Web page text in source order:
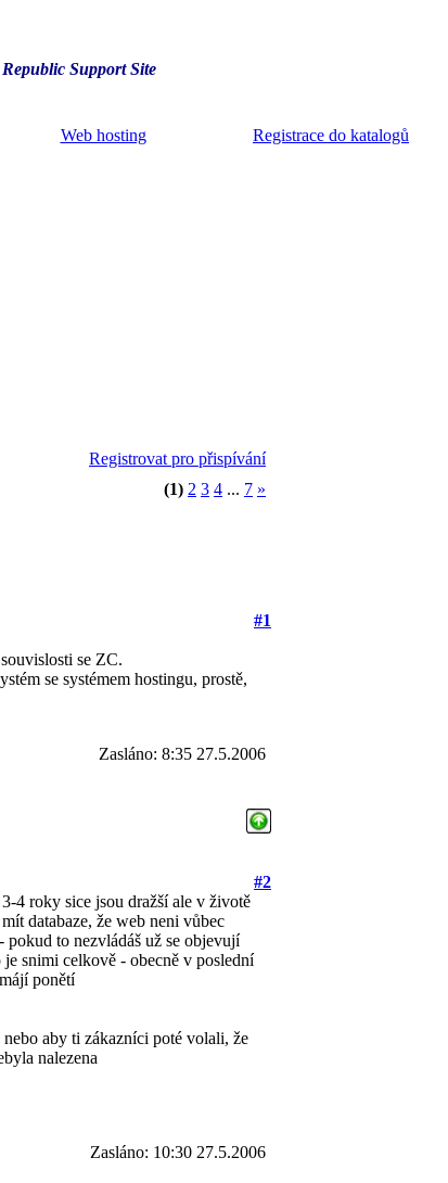
Support Site
Web hosting Registrace do katalogů
Registrovat pro přispívání
(1) 2 3 4 ... 7 »
#1
se ZC.
se systémem hostingu, prostě,
Zasláno: 8:35 27.5.2006
#2
4 roky sice jsou dražší ale v životě
databaze, že web neni vůbec
pokud to nezvládáš už se objevují
snimi celkově - obecně v poslední
ponětí
aby ti zákazníci poté volali, že
nalezena
Zasláno: 10:30 27.5.2006